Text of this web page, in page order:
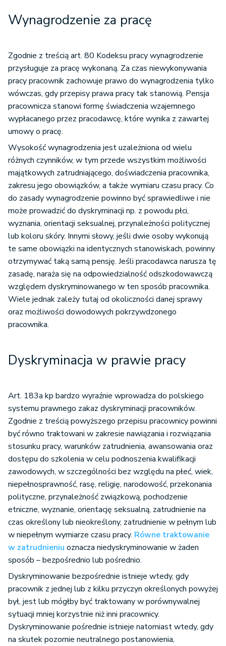
Wynagrodzenie za pracę
Zgodnie z treścią art. 80 Kodeksu pracy wynagrodzenie
przysługuje za pracę wykonaną. Za czas niewykonywania
pracy pracownik zachowuje prawo do wynagrodzenia tylko
wówczas, gdy przepisy prawa pracy tak stanowią. Pensja
pracownicza stanowi formę świadczenia wzajemnego
wypłacanego przez pracodawcę, które wynika z zawartej
umowy o pracę.
Wysokość wynagrodzenia jest uzależniona od wielu
różnych czynników, w tym przede wszystkim możliwości
majątkowych zatrudniającego, doświadczenia pracownika,
zakresu jego obowiązków, a także wymiaru czasu pracy. Co
do zasady wynagrodzenie powinno być sprawiedliwe i nie
może prowadzić do dyskryminacji np. z powodu płci,
wyznania, orientacji seksualnej, przynależności politycznej
lub koloru skóry. Innymi słowy, jeśli dwie osoby wykonują
te same obowiązki na identycznych stanowiskach, powinny
otrzymywać taką samą pensję. Jeśli pracodawca narusza tę
zasadę, naraża się na odpowiedzialność odszkodowawczą
względem dyskryminowanego w ten sposób pracownika.
Wiele jednak zależy tutaj od okoliczności danej sprawy
oraz możliwości dowodowych pokrzywdzonego
pracownika.
Dyskryminacja w prawie pracy
Art. 183a kp bardzo wyraźnie wprowadza do polskiego
systemu prawnego zakaz dyskryminacji pracowników.
Zgodnie z treścią powyższego przepisu pracownicy powinni
być równo traktowani w zakresie nawiązania i rozwiązania
stosunku pracy, warunków zatrudnienia, awansowania oraz
dostępu do szkolenia w celu podnoszenia kwalifikacji
zawodowych, w szczególności bez względu na płeć, wiek,
niepełnosprawność, rasę, religię, narodowość, przekonania
polityczne, przynależność związkową, pochodzenie
etniczne, wyznanie, orientację seksualną, zatrudnienie na
czas określony lub nieokreślony, zatrudnienie w pełnym lub
w niepełnym wymiarze czasu pracy. Równe traktowanie
w zatrudnieniu oznacza niedyskryminowanie w żaden
sposób – bezpośrednio lub pośrednio.
Dyskryminowanie bezpośrednie istnieje wtedy, gdy
pracownik z jednej lub z kilku przyczyn określonych powyżej
był, jest lub mógłby być traktowany w porównywalnej
sytuacji mniej korzystnie niż inni pracownicy.
Dyskryminowanie pośrednie istnieje natomiast wtedy, gdy
na skutek pozornie neutralnego postanowienia,